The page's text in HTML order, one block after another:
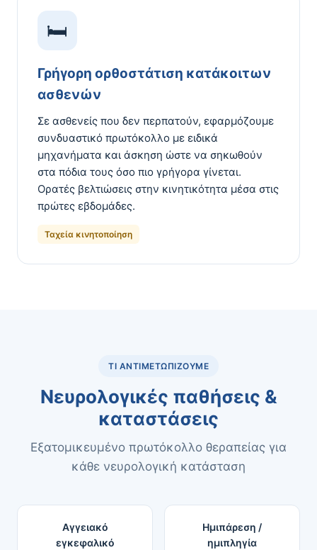
🛏️
Γρήγορη ορθοστάτιση κατάκοιτων
ασθενών
Σε ασθενείς που δεν περπατούν, εφαρμόζουμε
συνδυαστικό πρωτόκολλο με ειδικά
μηχανήματα και άσκηση ώστε να σηκωθούν
στα πόδια τους όσο πιο γρήγορα γίνεται.
Ορατές βελτιώσεις στην κινητικότητα μέσα στις
πρώτες εβδομάδες.
Ταχεία κινητοποίηση
ΤΙ ΑΝΤΙΜΕΤΩΠΊΖΟΥΜΕ
Νευρολογικές παθήσεις &
καταστάσεις
Εξατομικευμένο πρωτόκολλο θεραπείας για
κάθε νευρολογική κατάσταση
Αγγειακό
εγκεφαλικό
Ημιπάρεση /
ημιπληγία